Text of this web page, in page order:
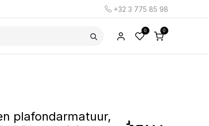
+32 3 775 85 98
0 0
plafondarmatuur,